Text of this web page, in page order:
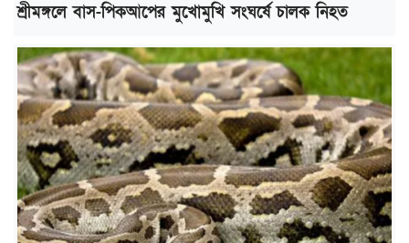
শ্রীমঙ্গলে বাস-পিকআপের মুখোমুখি সংঘর্ষে চালক নিহত